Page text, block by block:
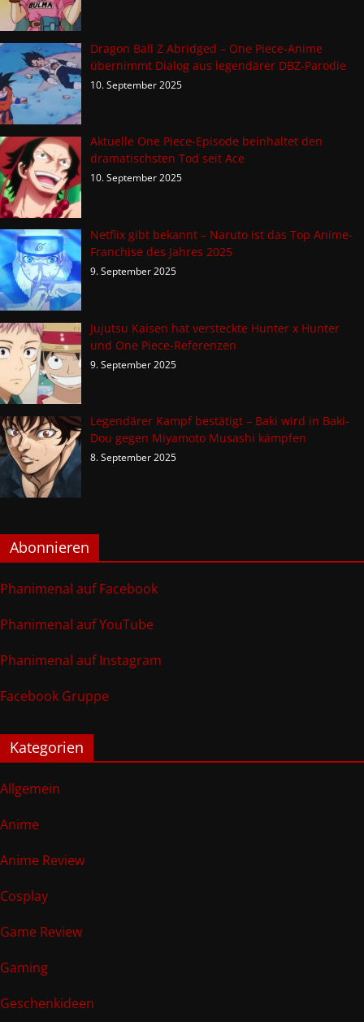
Dragon Ball Z Abridged – One Piece-Anime
übernimmt Dialog aus legendärer DBZ-Parodie
10. September 2025
Aktuelle One Piece-Episode beinhaltet den
dramatischsten Tod seit Ace
10. September 2025
Netflix gibt bekannt – Naruto ist das Top Anime-
Franchise des Jahres 2025
9. September 2025
Jujutsu Kaisen hat versteckte Hunter x Hunter
und One Piece-Referenzen
9. September 2025
Legendärer Kampf bestätigt – Baki wird in Baki-
Dou gegen Miyamoto Musashi kämpfen
8. September 2025
Abonnieren
Phanimenal auf Facebook
Phanimenal auf YouTube
Phanimenal auf Instagram
Facebook Gruppe
Kategorien
Allgemein
Anime
Anime Review
Cosplay
Game Review
Gaming
Geschenkideen